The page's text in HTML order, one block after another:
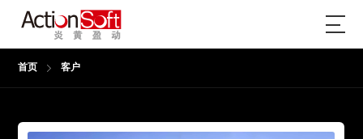
首页 客户